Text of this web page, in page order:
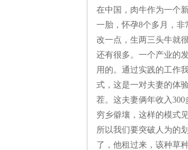
在中国，肉牛作为一个
一胎，怀孕8个多月，
改一点，生两三头牛就
还有很多。一个产业的
用的。通过实践的工作
式，这是一对夫妻的体
茬。这夫妻俩年收入
穷乡僻壤，这样的模式
所以我们要突破人为的
了，他租过来，该种草